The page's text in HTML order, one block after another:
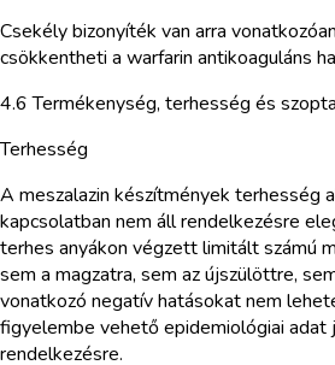
Csekély bizonyíték van arra
csökkentheti a warfarin antikoaguláns
4.6 Termékenység, terhesség és
Terhesség
A meszalazin készítmények terhesség
kapcsolatban nem áll rendelkezésre
terhes anyákon végzett limitált számú
sem a magzatra, sem az újszülöttre,
vonatkozó negatív hatásokat nem
figyelembe vehető epidemiológiai adat
rendelkezésre.